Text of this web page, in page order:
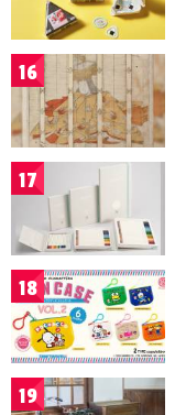
16
17
18
19